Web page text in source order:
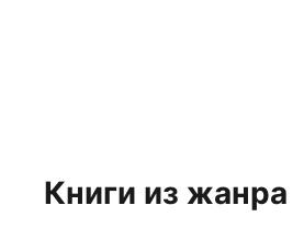
Книги из жанра